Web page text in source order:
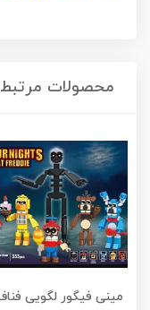
محصولات مرتبط